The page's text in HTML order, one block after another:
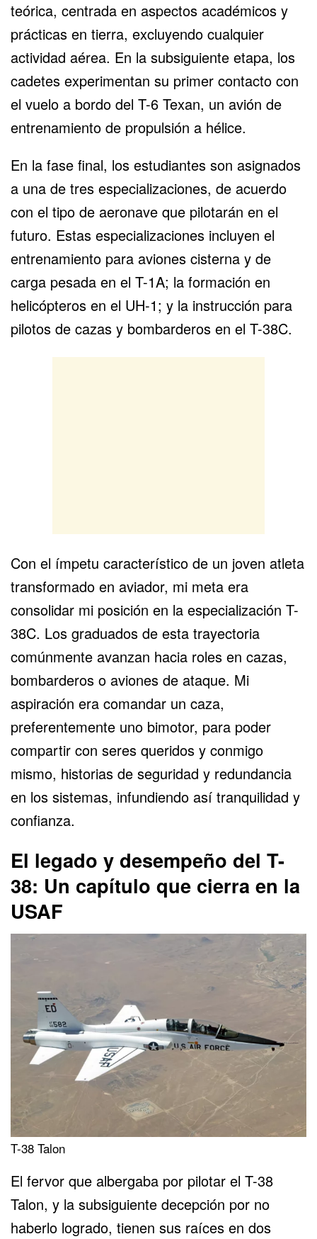
teórica, centrada en aspectos académicos y
prácticas en tierra, excluyendo cualquier
actividad aérea. En la subsiguiente etapa, los
cadetes experimentan su primer contacto con
el vuelo a bordo del T-6 Texan, un avión de
entrenamiento de propulsión a hélice.
En la fase final, los estudiantes son asignados
a una de tres especializaciones, de acuerdo
con el tipo de aeronave que pilotarán en el
futuro. Estas especializaciones incluyen el
entrenamiento para aviones cisterna y de
carga pesada en el T-1A; la formación en
helicópteros en el UH-1; y la instrucción para
pilotos de cazas y bombarderos en el T-38C.
Con el ímpetu característico de un joven atleta
transformado en aviador, mi meta era
consolidar mi posición en la especialización T-
38C. Los graduados de esta trayectoria
comúnmente avanzan hacia roles en cazas,
bombarderos o aviones de ataque. Mi
aspiración era comandar un caza,
preferentemente uno bimotor, para poder
compartir con seres queridos y conmigo
mismo, historias de seguridad y redundancia
en los sistemas, infundiendo así tranquilidad y
confianza.
El legado y desempeño del T-
38: Un capítulo que cierra en la
USAF
T-38 Talon
El fervor que albergaba por pilotar el T-38
Talon, y la subsiguiente decepción por no
haberlo logrado, tienen sus raíces en dos